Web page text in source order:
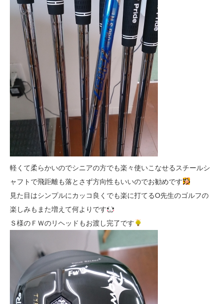
軽くて柔らかいのでシニアの方でも楽々使いこなせるスチールシ
ャフトで飛距離も落とさず方向性もいいのでお勧めです
見た目はシンプルにカッコ良くでも楽に打てるO先生のゴルフの
楽しみもまた増えて何よりです
Ｓ様のＦＷのリヘッドもお渡し完了です